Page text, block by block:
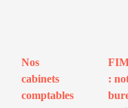
Nos
cabinets
comptables
: